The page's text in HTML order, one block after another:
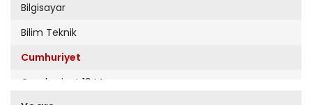
Bilgisayar
Bilim Teknik
Cumhuriyet
Cumhuriyet 19 Mayıs